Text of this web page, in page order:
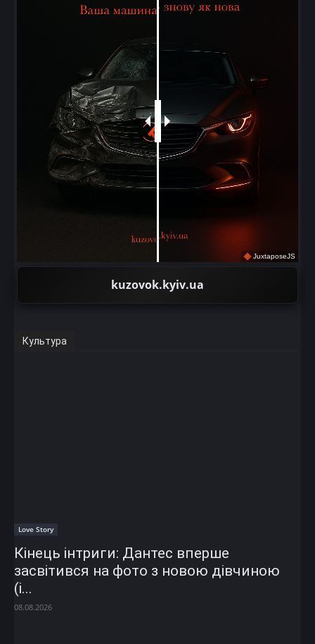
JuxtaposeJS
kuzovok.kyiv.ua
Культура
Love Story
Кінець інтриги: Дантес вперше
засвітився на фото з новою дівчиною
(і...
08.08.2026